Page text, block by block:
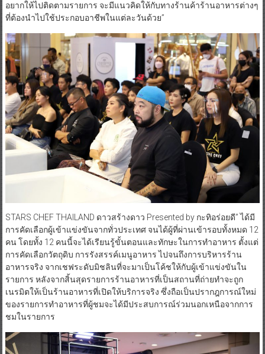
อยากให้ไปติดตามรายการ จะมีแนวคิดให้กับทางร้านค้าร้านอาหารต่างๆ
ที่ต้องนำไปใช้ประกอบอาชีพในแต่ละวันด้วย”
STARS CHEF THAILAND ดาวสร้างดาว Presented by กะทิอร่อยดี” ได้มี
การคัดเลือกผู้เข้าแข่งขันจากทั่วประเทศ จนได้ผู้ที่ผ่านเข้ารอบทั้งหมด 12
คน โดยทั้ง 12 คนนี้จะได้เรียนรู้ขั้นตอนและทักษะในการทำอาหาร ตั้งแต่
การคัดเลือกวัตถุดิบ การรังสรรค์เมนูอาหาร ไปจนถึงการบริหารร้าน
อาหารจริง จากเชฟระดับมิชลินที่จะมาเป็นโค้ชให้กับผู้เข้าแข่งขันใน
รายการ หลังจากสิ้นสุดรายการร้านอาหารที่เป็นสถานที่ถ่ายทำจะถูก
เนรมิตให้เป็นร้านอาหารที่เปิดให้บริการจริง ซึ่งถือเป็นปรากฎการณ์ใหม่
ของรายการทำอาหารที่ผู้ชมจะได้มีประสบการณ์ร่วมนอกเหนือจากการ
ชมในรายการ